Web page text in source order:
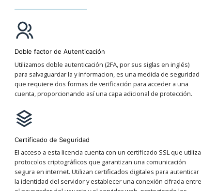
Doble factor de Autenticación
Utilizamos doble autenticación (2FA, por sus siglas en inglés)
para salvaguardar la y informacion, es una medida de seguridad
que requiere dos formas de verificación para acceder a una
cuenta, proporcionando así una capa adicional de protección.
Certificado de Seguridad
El acceso a esta licencia cuenta con un certificado SSL que utiliza
protocolos criptográficos que garantizan una comunicación
segura en internet. Utilizan certificados digitales para autenticar
la identidad del servidor y establecer una conexión cifrada entre